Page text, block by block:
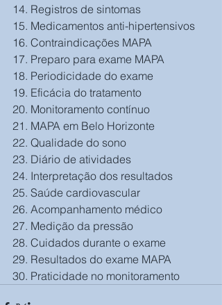
14. Registros de sintomas
15. Medicamentos anti-hipertensivos
16. Contraindicações MAPA
17. Preparo para exame MAPA
18. Periodicidade do exame
19. Eficácia do tratamento
20. Monitoramento contínuo
21. MAPA em Belo Horizonte
22. Qualidade do sono
23. Diário de atividades
24. Interpretação dos resultados
25. Saúde cardiovascular
26. Acompanhamento médico
27. Medição da pressão
28. Cuidados durante o exame
29. Resultados do exame MAPA
30. Praticidade no monitoramento